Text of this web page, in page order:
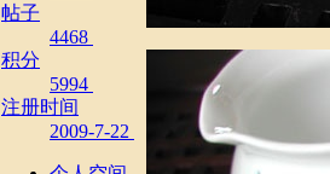
帖子
4468
积分
5994
注册时间
2009-7-22